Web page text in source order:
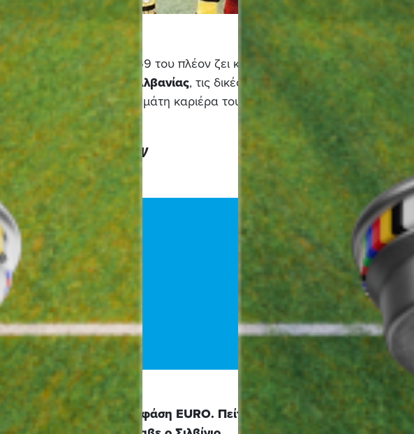
Εθνική
κατηγορία, στα 59 του πλέον ζει κυρίως
2024 , την εθνικήΑλβανίας, τις δικές του
αναμνήσεις από την γεμάτη καριέρα του στα
και χυμών
σε τελική φάση EURO. Πείτε μας